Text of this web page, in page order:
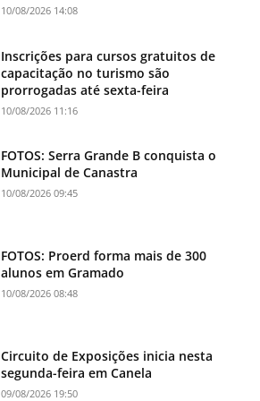
10/08/2026 14:08
Inscrições para cursos gratuitos de
capacitação no turismo são
prorrogadas até sexta-feira
10/08/2026 11:16
FOTOS: Serra Grande B conquista o
Municipal de Canastra
10/08/2026 09:45
FOTOS: Proerd forma mais de 300
alunos em Gramado
10/08/2026 08:48
Circuito de Exposições inicia nesta
segunda-feira em Canela
09/08/2026 19:50